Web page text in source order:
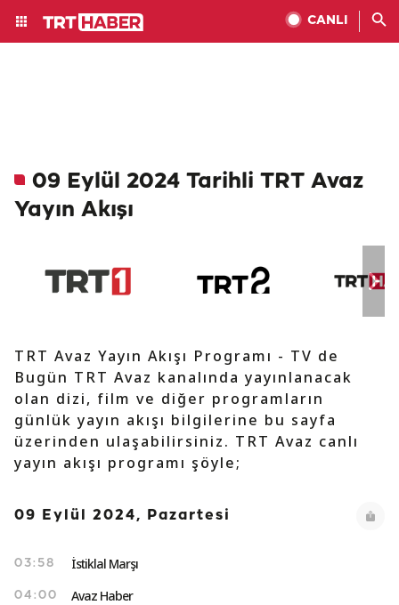
CANLI
09 Eylül 2024 Tarihli TRT Avaz
Yayın Akışı
TRT Avaz Yayın Akışı Programı - TV de
Bugün TRT Avaz kanalında yayınlanacak
olan dizi, film ve diğer programların
günlük yayın akışı bilgilerine bu sayfa
üzerinden ulaşabilirsiniz. TRT Avaz canlı
yayın akışı programı şöyle;
09 Eylül 2024, Pazartesi
03:58 İstiklal Marşı
04:00 Avaz Haber